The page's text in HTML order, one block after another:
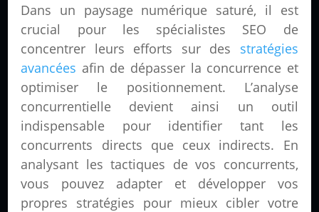
Dans un paysage numérique saturé, il est
crucial pour les spécialistes SEO de
concentrer leurs efforts sur des stratégies
avancées afin de dépasser la concurrence et
optimiser le positionnement. L’analyse
concurrentielle devient ainsi un outil
indispensable pour identifier tant les
concurrents directs que ceux indirects. En
analysant les tactiques de vos concurrents,
vous pouvez adapter et développer vos
propres stratégies pour mieux cibler votre